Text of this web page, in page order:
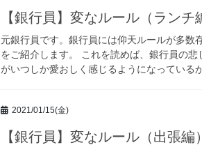
【銀行員】変なルール（ランチ
元銀行員です。銀行員には仰天ルールが多数
をご紹介します。 これを読めば、銀行員の
がいつしか愛おしく感じるようになっている
2021/01/15(金)
【銀行員】変なルール（出張編）